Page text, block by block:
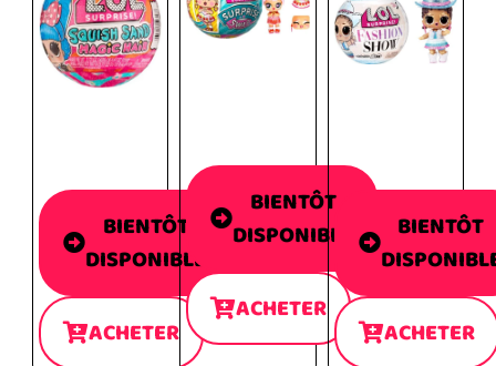
BIENTÔT
DISPONIBLE
ACHETER
BIENTÔT
DISPONIBLE
ACHETER
BIENTÔT
ACHETER